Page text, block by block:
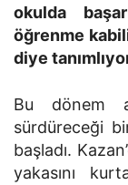
okulda
öğrenme
diye
Bu dönem
sürdüreceği
başladı.
yakasını